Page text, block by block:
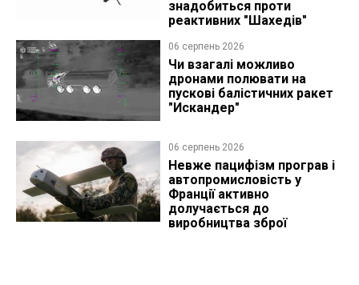
знадобиться проти
реактивних "Шахедів"
06 серпень 2026
Чи взагалі можливо
дронами полювати на
пускові балістичних ракет
"Искандер"
06 серпень 2026
Невже пацифізм програв і
автопромисловість у
Франції активно
долучається до
виробництва зброї